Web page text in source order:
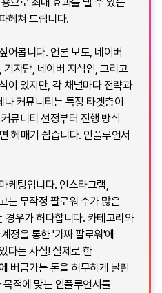
헤쳐 드립니다.
어봅니다. 언론 보도, 네이버
자단, 네이버 지식인, 그리고
이 있지만, 각 채널마다 전략과
커뮤니티는 특정 타겟층이
뮤니티 선정부터 진행 방식
헤매기 쉽습니다. 인플루언서
케팅입니다. 인스타그램,
는 무작정 팔로워 수가 많은
경우가 허다합니다. 카테고리와
정을 통한 '가짜 팔로워'에
다는 사실! 실제로 한
버금가는 돈을 허무하게 날린
적에 맞는 인플루언서를